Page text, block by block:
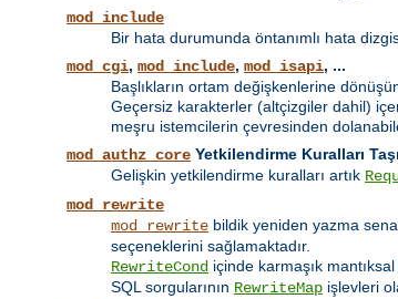
mod_include
Bir hata durumunda öntanımlı hata
mod_cgi, mod_include, mod_isapi, ...
Başlıkların ortam değişkenlerine
Geçersiz karakterler (altçizgiler dahil)
meşru istemcilerin çevresinden
mod_authz_core Yetkilendirme Kuralları
Gelişkin yetkilendirme kuralları artık
mod_rewrite
mod_rewrite bildik yeniden yazma
seçeneklerini sağlamaktadır.
RewriteCond içinde karmaşık
SQL sorgularının RewriteMap işlevleri